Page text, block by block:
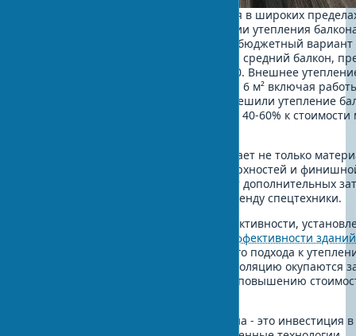
Утепление балкона цена варьируется в широких
зависимости от выбранной технологии утепления
материалов. Внутреннее утепление: бюджетный вариант
пенопластом обойдется в $200-400 за средний балкон,
решение с PIR-плитами - $1,500-2,500. Внешнее
цена составляет $600-1,200 за балкон 6 м² включая
промышленных альпинистов. Если решили утепление
заказать у профессионалов, добавьте 40-60% к
Утепление балкона стоимость включает не только
работы по монтажу, подготовке поверхностей и
Фасадное утепление балкона требует дополнительных
согласование проекта ($200-500) и аренду спецтехники.
Современные стандарты энергоэффективности,
Европейской директивой по энергоэффективности зданий
подчеркивают важность комплексного подхода к
Инвестиции в качественную теплоизоляцию окупаются
благодаря экономии на отоплении и повышению
Профессиональное утепление балкона - это инвестиция